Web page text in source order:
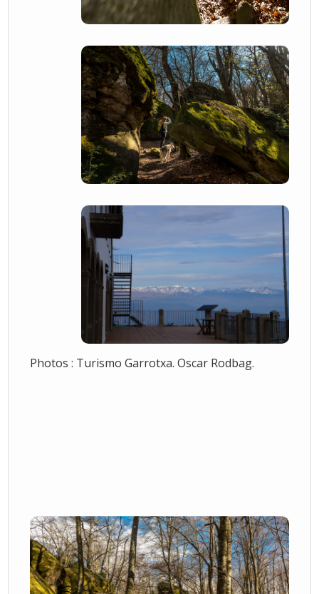
Photos : Turismo Garrotxa. Oscar Rodbag.